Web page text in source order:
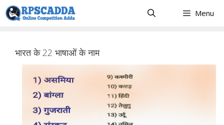
Skip
to
Menu
भारत के 22 भाषाओं के नाम